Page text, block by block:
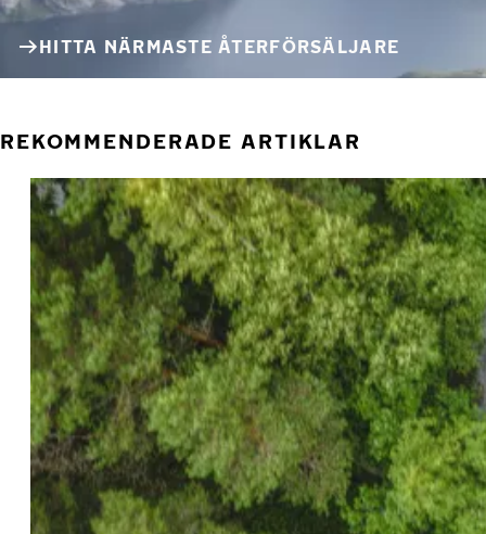
HITTA NÄRMASTE ÅTERFÖRSÄLJARE
REKOMMENDERADE ARTIKLAR